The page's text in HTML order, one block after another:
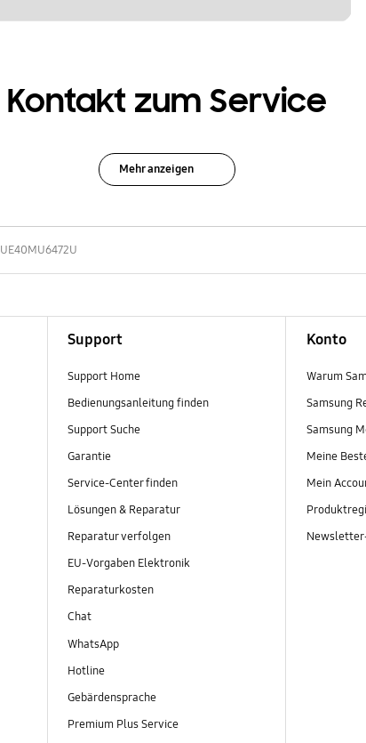
Kontakt zum Service
Mehr anzeigen
UE40MU6472U
Support
Support Home
Bedienungsanleitung finden
Support Suche
Garantie
Service-Center finden
Lösungen & Reparatur
Reparatur verfolgen
EU-Vorgaben Elektronik
Reparaturkosten
Chat
WhatsApp
Hotline
Gebärdensprache
Premium Plus Service
Konto
Warum
Samsung
Samsung
Meine
Mein